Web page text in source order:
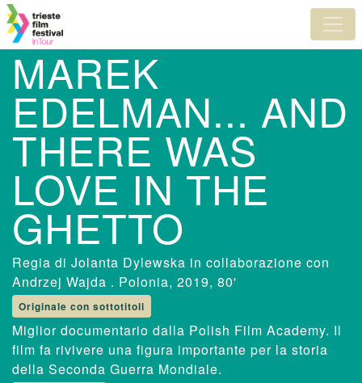
MAREK
EDELMAN... AND
THERE WAS
LOVE IN THE
GHETTO
Jolanta Dylewska in collaborazione con
Andrzej Wajda . Polonia, 2019, 80'
Originale con sottotitoli
Miglior documentario dalla Polish Film Academy. Il
film fa rivivere una figura importante per la storia
della Seconda Guerra Mondiale.